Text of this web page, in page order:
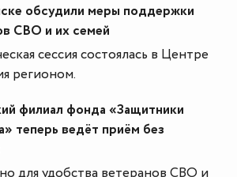
обсудили меры поддержки
СВО и их семей
сессия состоялась в Центре
регионом.
филиал фонда «Защитники
теперь ведёт приём без
для удобства ветеранов СВО и